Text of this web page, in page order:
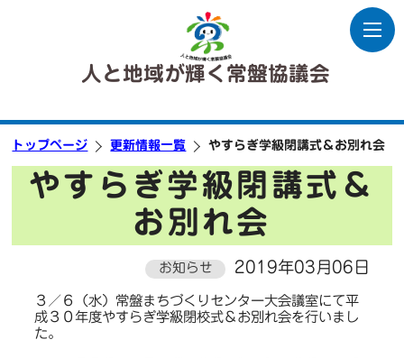
人と地域が輝く常盤協議会
トップページ 更新情報一覧 やすらぎ学級閉講式＆お別れ会
やすらぎ学級閉講式＆
お別れ会
お知らせ 2019年03月06日
３／６（水）常盤まちづくりセンター大会議室にて平
成３０年度やすらぎ学級閉校式＆お別れ会を行いまし
た。